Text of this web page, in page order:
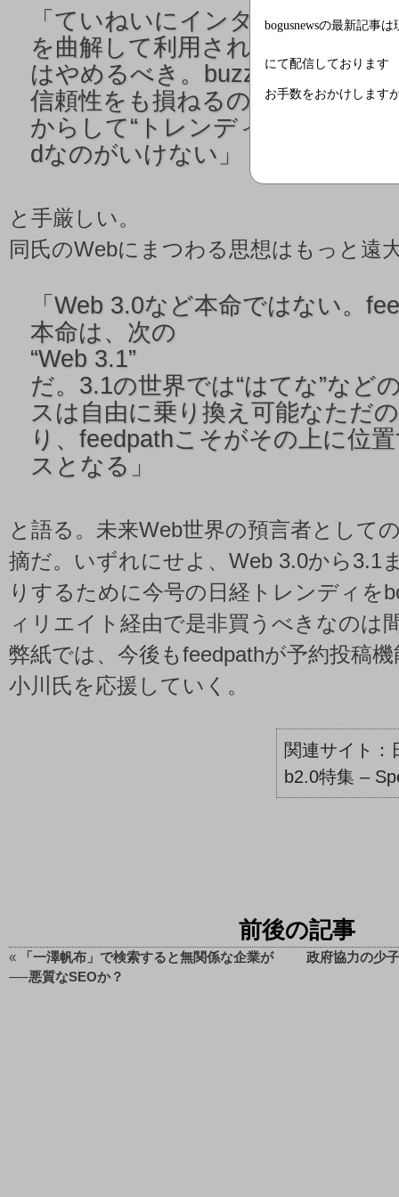
bogusnewsの最新記事は
にて配信しております
お手数をおかけします
「 ていねいにインタビューに答
を曲解して利用された。“3.0”と
はやめるべき。buzzwordを濫用
信頼性をも損ねるのではないか
からして“トレンディ”などと時
dなのがいけない」
と手厳しい。
同氏のWebにまつわる思想はもっと遠
「 Web 3.0など本命ではない。
本命は、次の
“Web 3.1”
だ。3.1の世界では“はてな”など
スは自由に乗り換え可能なただ
り、feedpathこそがその上に位
スとなる」
と語る。未来Web世界の預言者として
摘だ。いずれにせよ、Web 3.0から3.1
りするために今号の日経トレンディを
ィリエイト経由で是非買うべきなのは
弊紙では、今後もfeedpathが予約投稿
小川氏を応援していく。
b2.0特集 –
前後の記事
«
「一澤帆布」で検索すると無関係な企業が
──悪質なSEOか？
政府協力の少